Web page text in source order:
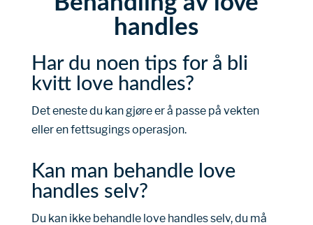
handles
Har du noen tips for å bli
kvitt love handles?
Det eneste du kan gjøre er å passe på vekten
eller en fettsugings operasjon.
Kan man behandle love
handles selv?
Du kan ikke behandle love handles selv, du må